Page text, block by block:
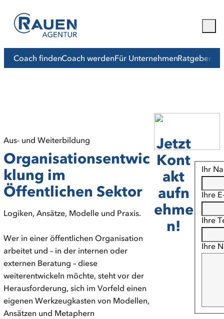
Coach findenCoach werdenFür UnternehmenRatgeber
Aus- und Weiterbildung
Organisationsentwic
klung im
Öffentlichen Sektor
Logiken, Ansätze, Modelle und Praxis.
Wer in einer öffentlichen Organisation
arbeitet und – in der internen oder
externen Beratung – diese
weiterentwickeln möchte, steht vor der
Herausforderung, sich im Vorfeld einen
eigenen Werkzeugkasten von Modellen,
Ansätzen und Metaphern
Jetzt
Kont
akt
aufn
ehme
n!
Ihr
Ihre
Ihre
Ihre